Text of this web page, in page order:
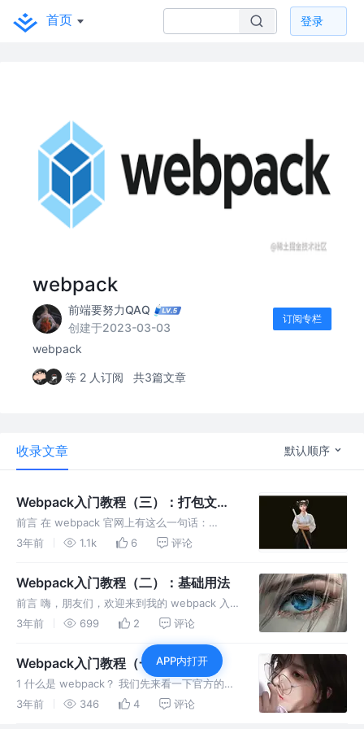
首页 登录
webpack
前端要努力QAQ
创建于2023-03-03
订阅专栏
webpack
等 2 人订阅 共3篇文章
收录文章 默认顺序
Webpack入门教程（三）：打包文件
分析
前言 在 webpack 官网上有这么一句话：
webpack 对 import 和 export 语句提供了开箱
支持多种其他模块语法。不知道大家有没有
3年前 1.1k 6 评论
Webpack入门教程（二）：基础用法
前言 嗨，朋友们，欢迎来到我的 webpack 入
门教程系列！Webpack 可以帮助我们高效地打
曾经感到前端工程化的复杂性让你头疼不已，那
么本系列的教程将会
3年前 699 2 评论
Webpack入门教程（一）：初邂逅
1 什么是 webpack？ 我们先来看一下官方的解
释： webpack 是一个静态的模块化打包工具，
3年前 346 4 评论
APP内打开